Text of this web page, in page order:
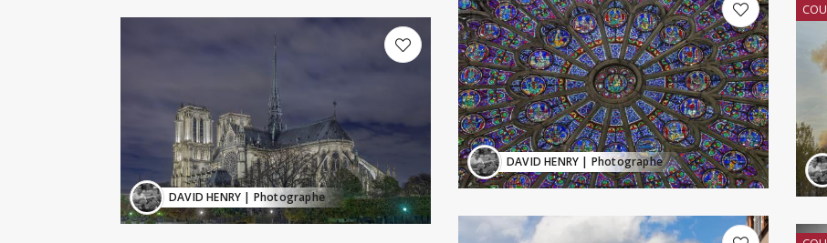
DAVID HENRY | Photographe
DAVID HENRY | Photographe